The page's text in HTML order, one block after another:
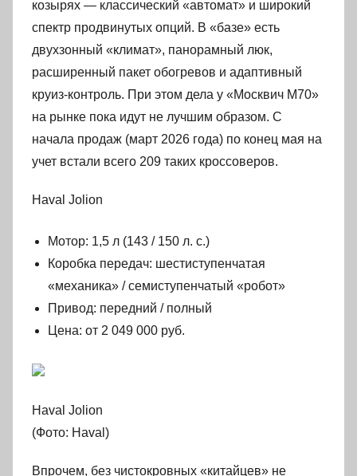
козырях — классический «автомат» и широкий
спектр продвинутых опций. В «базе» есть
двухзонный «климат», панорамный люк,
расширенный пакет обогревов и адаптивный
круиз-контроль. При этом дела у «Москвич М70»
на рынке пока идут не лучшим образом. С
начала продаж (март 2026 года) по конец мая на
учет встали всего 209 таких кроссоверов.
Haval Jolion
Мотор: 1,5 л (143 / 150 л. с.)
Коробка передач: шестиступенчатая
«механика» / семиступенчатый «робот»
Привод: передний / полный
Цена: от 2 049 000 руб.
Haval Jolion
(Фото: Haval)
Впрочем, без чистокровных «китайцев» не